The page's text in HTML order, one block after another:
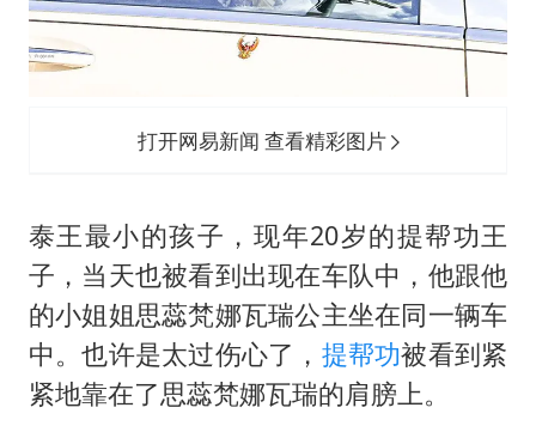
打开网易新闻 查看精彩图片
泰王最小的孩子，现年20岁的提帮功王
子，当天也被看到出现在车队中，他跟他
的小姐姐思蕊梵娜瓦瑞公主坐在同一辆车
中。也许是太过伤心了， 提帮功被看到紧
紧地靠在了思蕊梵娜瓦瑞的肩膀上。